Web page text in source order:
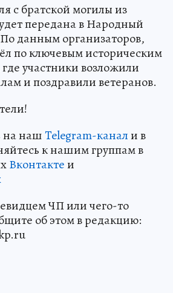
с братской могилы из
передана в Народный
данным организаторов,
по ключевым историческим
участники возложили
и поздравили ветеранов.
на нашTelegram-канали в
к нашим группам в
Вконтактеи
ЧП или чего-то
об этом в редакцию: